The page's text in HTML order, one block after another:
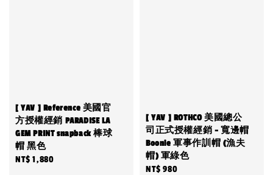
[ YAV ] Reference 美國官
方授權經銷 PARADISE LA
GEM PRINT snapback 棒球
帽 黑色
Regular
NT$ 1,880
[ YAV ] ROTHCO 美國總公
司正式授權經銷 - 寬邊帽
Boonie 軍事作訓帽 (漁夫
帽) 軍綠色
Regular
NT$ 980